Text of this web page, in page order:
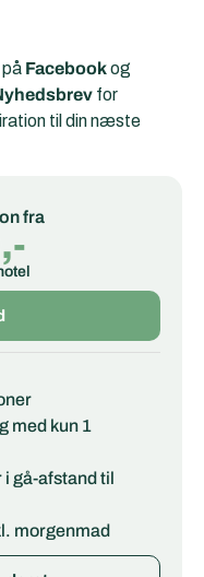
Facebookog
for
til din næste
fra
med kun 1
i gå-afstand til
morgenmad